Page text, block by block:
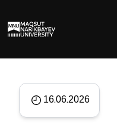
Meet MNU
16.06.2026